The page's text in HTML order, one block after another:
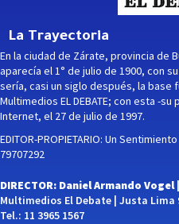
La Trayectoria
En la ciudad de Zárate, provincia de
aparecía el 1° de julio de 1900, con
sería, casi un siglo después, la base
Multimedios EL DEBATE; con esta -
Internet, el 27 de julio de 1997.
EDITOR-PROPIETARIO: Un
79707292
DIRECTOR: Daniel Armando Vogel |
Multimedios El Debate | Justa Lima
Tel.: 11 3965 1567